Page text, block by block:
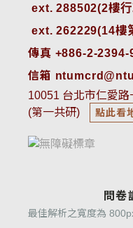
ext. 288502(2樓
ext. 262229(14樓
傳真 +886-2-2394-
信箱
10051 台北市仁愛
(第一共研)
點此看
問卷
最佳解析之寬度為